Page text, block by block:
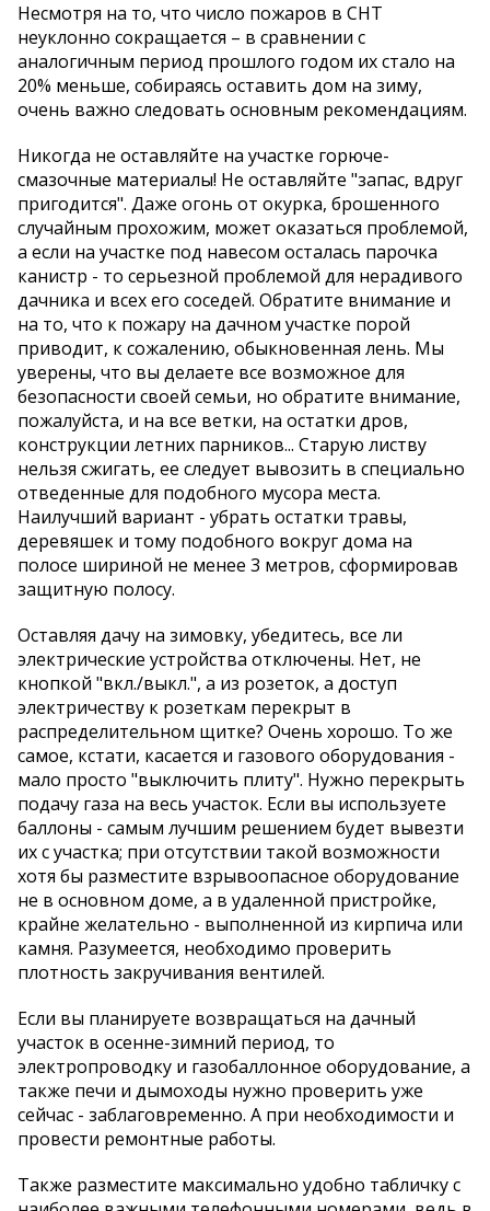
Несмотря на то, что число пожаров в СНТ
неуклонно сокращается – в сравнении с
аналогичным период прошлого годом их стало на
20% меньше, собираясь оставить дом на зиму,
очень важно следовать основным рекомендациям.
Никогда не оставляйте на участке горюче-
смазочные материалы! Не оставляйте "запас, вдруг
пригодится". Даже огонь от окурка, брошенного
случайным прохожим, может оказаться проблемой,
а если на участке под навесом осталась парочка
канистр - то серьезной проблемой для нерадивого
дачника и всех его соседей. Обратите внимание и
на то, что к пожару на дачном участке порой
приводит, к сожалению, обыкновенная лень. Мы
уверены, что вы делаете все возможное для
безопасности своей семьи, но обратите внимание,
пожалуйста, и на все ветки, на остатки дров,
конструкции летних парников... Старую листву
нельзя сжигать, ее следует вывозить в специально
отведенные для подобного мусора места.
Наилучший вариант - убрать остатки травы,
деревяшек и тому подобного вокруг дома на
полосе шириной не менее 3 метров, сформировав
защитную полосу.
Оставляя дачу на зимовку, убедитесь, все ли
электрические устройства отключены. Нет, не
кнопкой "вкл./выкл.", а из розеток, а доступ
электричеству к розеткам перекрыт в
распределительном щитке? Очень хорошо. То же
самое, кстати, касается и газового оборудования -
мало просто "выключить плиту". Нужно перекрыть
подачу газа на весь участок. Если вы используете
баллоны - самым лучшим решением будет вывезти
их с участка; при отсутствии такой возможности
хотя бы разместите взрывоопасное оборудование
не в основном доме, а в удаленной пристройке,
крайне желательно - выполненной из кирпича или
камня. Разумеется, необходимо проверить
плотность закручивания вентилей.
Если вы планируете возвращаться на дачный
участок в осенне-зимний период, то
электропроводку и газобаллонное оборудование, а
также печи и дымоходы нужно проверить уже
сейчас - заблаговременно. А при необходимости и
провести ремонтные работы.
Также разместите максимально удобно табличку с